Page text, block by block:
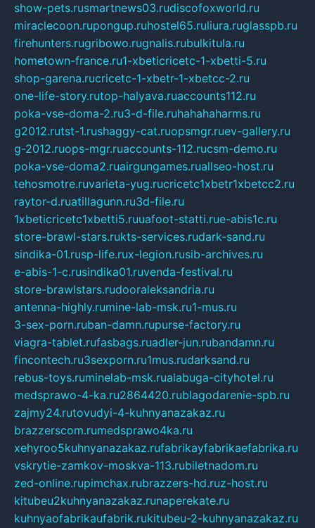
show-pets.rusmartnews03.rudiscofoxworld.ru
miraclecoon.rupongup.ruhostel65.ruliura.ruglasspb.ru
firehunters.rugribowo.rugnalis.rubulkitula.ru
hometown-france.ru1-xbeticricetc-1-xbetti-5.ru
shop-garena.rucricetc-1-xbetr-1-xbetcc-2.ru
one-life-story.rutop-halyava.ruaccounts112.ru
poka-vse-doma-2.ru3-d-file.ruhahahaharms.ru
g2012.rutst-1.rushaggy-cat.ruopsmgr.ruev-gallery.ru
g-2012.ruops-mgr.ruaccounts-112.rucsm-demo.ru
poka-vse-doma2.ruairgungames.ruallseo-host.ru
tehosmotre.ruvarieta-yug.rucricetc1xbetr1xbetcc2.ru
raytor-d.ruatillagunn.ru3d-file.ru
1xbeticricetc1xbetti5.ruuafoot-statti.rue-abis1c.ru
store-brawl-stars.rukts-services.rudark-sand.ru
sindika-01.rusp-life.rux-legion.rusib-archives.ru
e-abis-1-c.rusindika01.ruvenda-festival.ru
store-brawlstars.rudooraleksandria.ru
antenna-highly.rumine-lab-msk.ru1-mus.ru
3-sex-porn.ruban-damn.rupurse-factory.ru
viagra-tablet.rufasbags.ruadler-jun.rubandamn.ru
fincontech.ru3sexporn.ru1mus.rudarksand.ru
rebus-toys.ruminelab-msk.rualabuga-cityhotel.ru
medsprawo-4-ka.ru2864420.rublagodarenie-spb.ru
zajmy24.rutovudyi-4-kuhnyanazakaz.ru
brazzerscom.rumedsprawo4ka.ru
xehyroo5kuhnyanazakaz.rufabrikayfabrikaefabrika.ru
vskrytie-zamkov-moskva-113.rubiletnadom.ru
zed-online.rupimchax.rubrazzers-hd.ruz-host.ru
kitubeu2kuhnyanazakaz.runaperekate.ru
kuhnyaofabrikaufabrik.rukitubeu-2-kuhnyanazakaz.ru